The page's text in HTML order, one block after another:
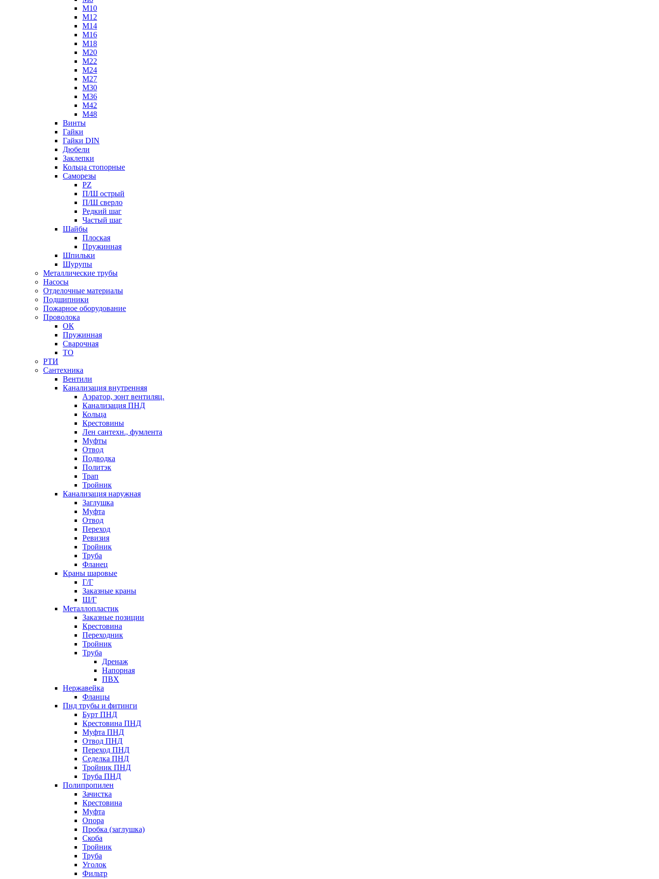
М10
М12
М14
М16
М18
М20
М22
М24
М27
М30
М36
М42
М48
Винты
Гайки
Гайки DIN
Дюбели
Заклепки
Кольца стопорные
Саморезы
PZ
П/Ш острый
П/Ш сверло
Редкий шаг
Частый шаг
Шайбы
Плоская
Пружинная
Шпильки
Шурупы
Металлические трубы
Насосы
Отделочные материалы
Подшипники
Пожарное оборудование
Проволока
ОК
Пружинная
Сварочная
ТО
РТИ
Сантехника
Вентили
Канализация внутренняя
Аэратор, зонт вентиляц.
Канализация ПНД
Кольца
Крестовины
Лен сантехн., фумлента
Муфты
Отвод
Подводка
Политэк
Трап
Тройник
Канализация наружная
Заглушка
Муфта
Отвод
Переход
Ревизия
Тройник
Труба
Фланец
Краны шаровые
Г/Г
Заказные краны
Ш/Г
Металлопластик
Заказные позиции
Крестовина
Переходник
Тройник
Труба
Дренаж
Напорная
ПВХ
Нержавейка
Фланцы
Пнд трубы и фитинги
Бурт ПНД
Крестовина ПНД
Муфта ПНД
Отвод ПНД
Переход ПНД
Седелка ПНД
Тройник ПНД
Труба ПНД
Полипропилен
Зачистка
Крестовина
Муфта
Опора
Пробка (заглушка)
Скоба
Тройник
Труба
Уголок
Фильтр